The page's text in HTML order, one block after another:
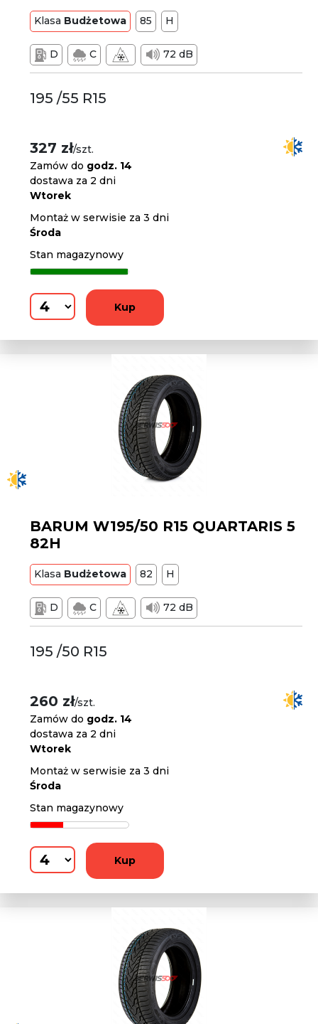
Klasa Budżetowa 85 H
D C 72 dB
195 /55 R15
327 zł/szt.
Zamów do godz. 14
dostawa za 2 dni
Wtorek
Montaż w serwisie za 3 dni
Środa
Stan magazynowy
Kup
BARUM W195/50 R15 QUARTARIS 5
82H
Klasa Budżetowa 82 H
D C 72 dB
195 /50 R15
260 zł/szt.
Zamów do godz. 14
dostawa za 2 dni
Wtorek
Montaż w serwisie za 3 dni
Środa
Stan magazynowy
Kup